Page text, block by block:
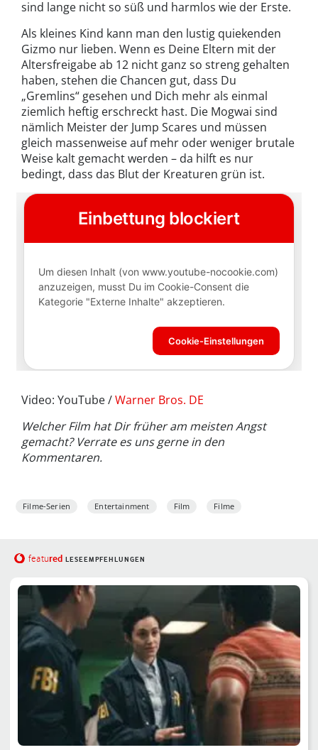
sind lange nicht so süß und harmlos wie der Erste.
Als kleines Kind kann man den lustig quiekenden
Gizmo nur lieben. Wenn es Deine Eltern mit der
Altersfreigabe ab 12 nicht ganz so streng gehalten
haben, stehen die Chancen gut, dass Du
„Gremlins“ gesehen und Dich mehr als einmal
ziemlich heftig erschreckt hast. Die Mogwai sind
nämlich Meister der Jump Scares und müssen
gleich massenweise auf mehr oder weniger brutale
Weise kalt gemacht werden – da hilft es nur
bedingt, dass das Blut der Kreaturen grün ist.
Video: YouTube /Warner Bros. DE
Welcher Film hat Dir früher am meisten Angst
gemacht? Verrate es uns gerne in den
Kommentaren.
Filme-Serien Entertainment Film Filme
featured LESEEMPFEHLUNGEN